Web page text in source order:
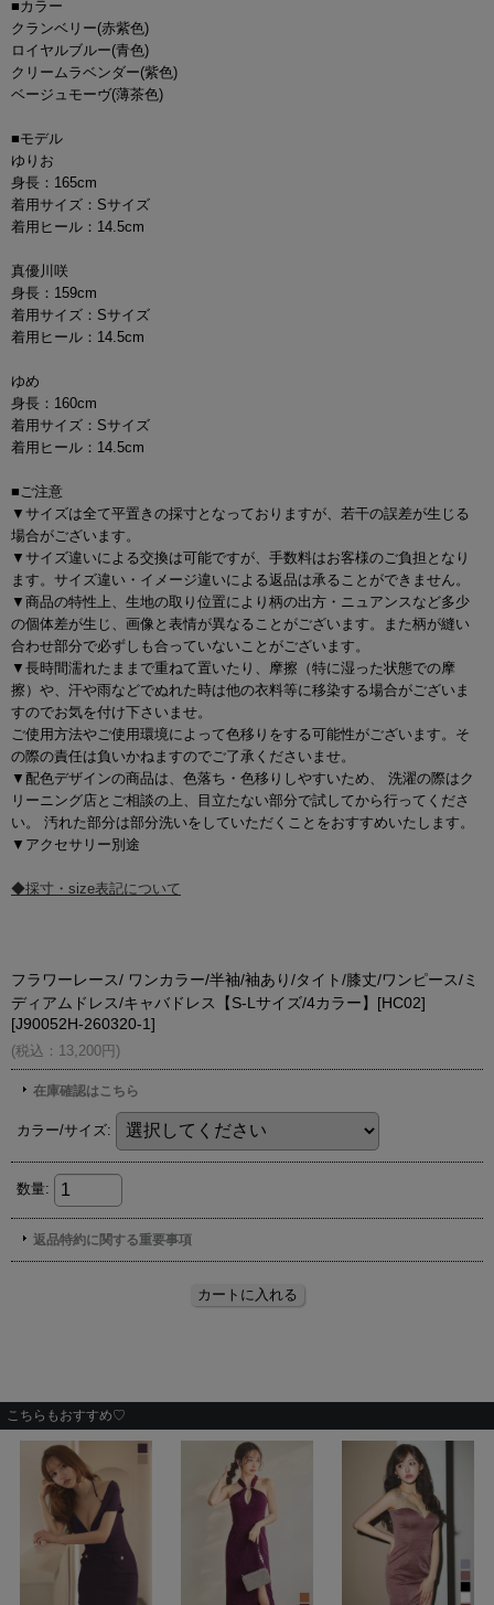
■カラー
クランベリー(赤紫色)
ロイヤルブルー(青色)
クリームラベンダー(紫色)
ベージュモーヴ(薄茶色)
■モデル
ゆりお
身長：165cm
着用サイズ：Sサイズ
着用ヒール：14.5cm
真優川咲
身長：159cm
着用サイズ：Sサイズ
着用ヒール：14.5cm
ゆめ
身長：160cm
着用サイズ：Sサイズ
着用ヒール：14.5cm
■ご注意
▼サイズは全て平置きの採寸となっておりますが、若干の誤差が生じる
場合がございます。
▼サイズ違いによる交換は可能ですが、手数料はお客様のご負担となり
ます。サイズ違い・イメージ違いによる返品は承ることができません。
▼商品の特性上、生地の取り位置により柄の出方・ニュアンスなど多少
の個体差が生じ、画像と表情が異なることがございます。また柄が縫い
合わせ部分で必ずしも合っていないことがございます。
▼長時間濡れたままで重ねて置いたり、摩擦（特に湿った状態での摩
擦）や、汗や雨などでぬれた時は他の衣料等に移染する場合がございま
すのでお気を付け下さいませ。
ご使用方法やご使用環境によって色移りをする可能性がございます。そ
の際の責任は負いかねますのでご了承くださいませ。
▼配色デザインの商品は、色落ち・色移りしやすいため、 洗濯の際はク
リーニング店とご相談の上、目立たない部分で試してから行ってくださ
い。 汚れた部分は部分洗いをしていただくことをおすすめいたします。
▼アクセサリー別途
◆採寸・size表記について
こちらもおすすめ♡